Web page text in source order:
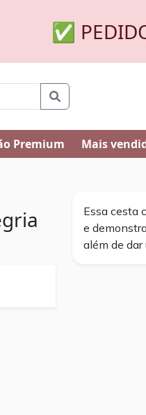
✅
Premium Mais
Essa cesta
e
além de